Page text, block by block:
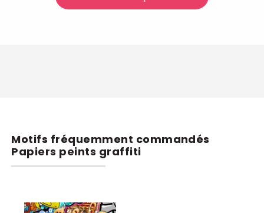
Motifs fréquemment commandés
Papiers peints graffiti